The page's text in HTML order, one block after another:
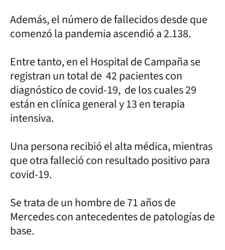
Además, el número de fallecidos desde que
comenzó la pandemia ascendió a 2.138.
Entre tanto, en el Hospital de Campaña se
registran un total de 42 pacientes con
diagnóstico de covid-19, de los cuales 29
están en clínica general y 13 en terapia
intensiva.
Una persona recibió el alta médica, mientras
que otra falleció con resultado positivo para
covid-19.
Se trata de un hombre de 71 años de
Mercedes con antecedentes de patologías de
base.